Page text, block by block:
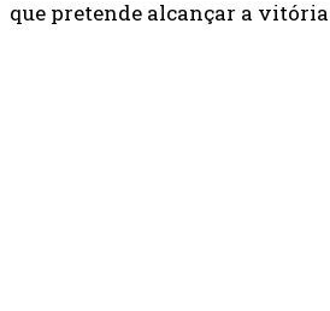
que pretende alcançar a vitória